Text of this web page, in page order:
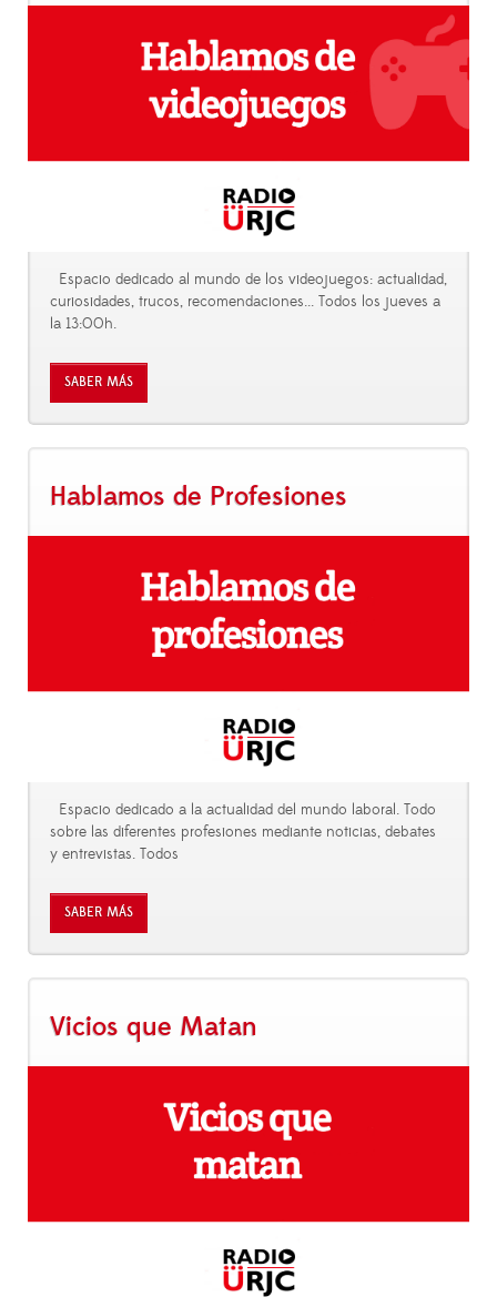
Espacio dedicado al mundo de los videojuegos: actualidad,
curiosidades, trucos, recomendaciones... Todos los jueves a
la 13:00h.
SABER MÁS
Hablamos de Profesiones
Espacio dedicado a la actualidad del mundo laboral. Todo
sobre las diferentes profesiones mediante noticias, debates
y entrevistas. Todos
SABER MÁS
Vicios que Matan